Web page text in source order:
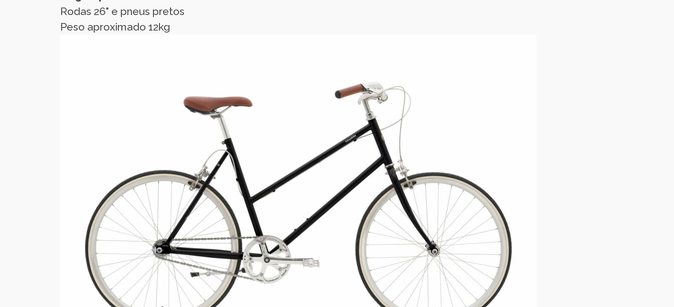
Rodas 26" e pneus pretos
Peso aproximado 12kg